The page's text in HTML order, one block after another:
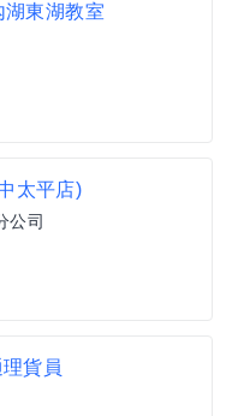
湖東湖教室
太平店)
公司
貨員